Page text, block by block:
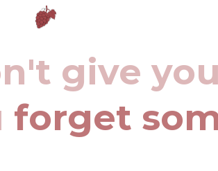
give
forget